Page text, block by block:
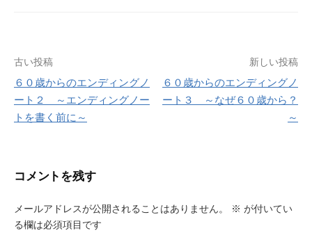
投
稿
ナ
シ
古い投稿
６０歳からのエンディングノ
ート２ ～エンディングノー
トを書く前に～
新しい投稿
６０歳からのエンディングノ
ート３ ～なぜ６０歳から？
～
コメントを残す
メールアドレスが公開されることはありません。 ※ が付いてい
る欄は必須項目です